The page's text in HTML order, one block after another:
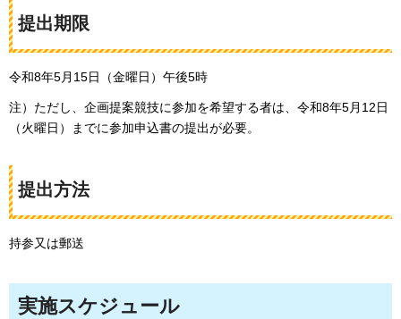
提出期限
令和8年5月15日（金曜日）午後5時
注）ただし、企画提案競技に参加を希望する者は、令和8年5月12日
（火曜日）までに参加申込書の提出が必要。
提出方法
持参又は郵送
実施スケジュール